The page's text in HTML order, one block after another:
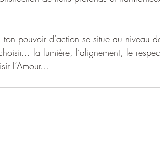
ton pouvoir d’action se situe au niveau
la lumière, l’alignement, le
l’Amour...